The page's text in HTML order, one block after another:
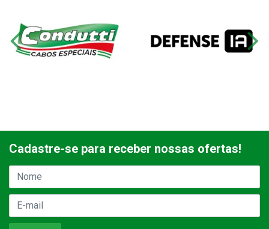
Cadastre-se para receber nossas ofertas!